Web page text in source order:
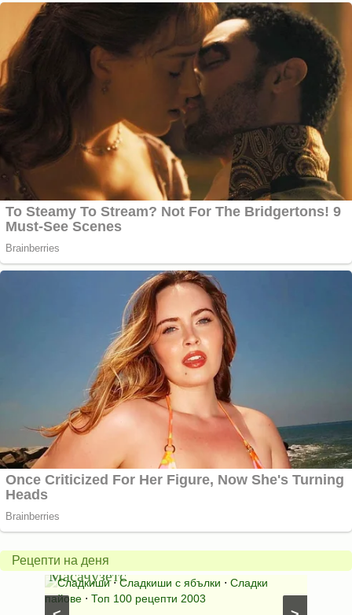
Рецепти на деня
Американски
ябълков
пай
от
Масачузетс
Сладкиши⋅Сладкиши с ябълки ⋅ Сладки
пайове ⋅ Топ 100 рецепти 2003
питка
на
мама